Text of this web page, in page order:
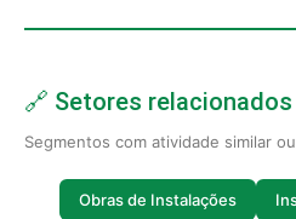
🔗 Setores relacionados
Segmentos com atividade similar
Obras de Instalações